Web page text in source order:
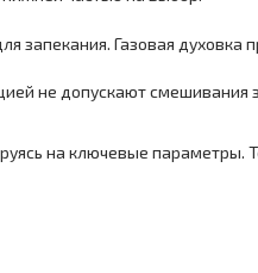
запекания. Газовая духовка
не допускают смешивания
на ключевые параметры.